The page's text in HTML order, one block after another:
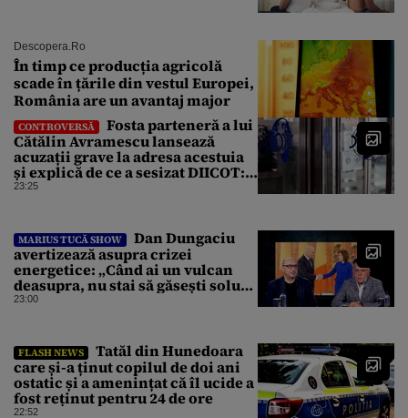
Descopera.ro
În timp ce producția agricolă
scade în țările din vestul Europei,
România are un avantaj major
CONTROVERSĂ
Fosta parteneră a lui
Cătălin Avramescu lansează
acuzații grave la adresa acestuia
și explică de ce a sesizat DIICOT:
„Făcea baie complet dezbrăcat cu
23:25
MARIUS TUCĂ SHOW
Dan Dungaciu
avertizează asupra crizei
energetice: „Când ai un vulcan
deasupra, nu stai să găsești soluții
cu leucoplast”
23:00
FLASH NEWS
Tatăl din Hunedoara
care și-a ținut copilul de doi ani
ostatic și a amenințat că îl ucide a
fost reținut pentru 24 de ore
22:52